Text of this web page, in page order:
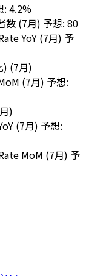
: 4.2%
数 (7月) 予想: 80
YoY (7月) 予
) (7月)
(7月) 予想:
)
(7月) 予想:
MoM (7月) 予